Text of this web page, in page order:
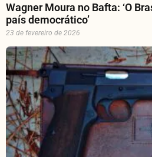
Wagner Moura no Bafta: ‘O
país democrático’
23 de fevereiro de 2026